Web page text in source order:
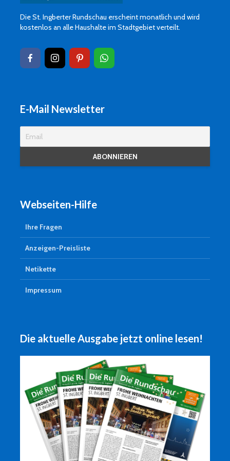
Die St. Ingberter Rundschau erscheint monatlich und wird
kostenlos an alle Haushalte im Stadtgebiet verteilt.
E-Mail Newsletter
Webseiten-Hilfe
Ihre Fragen
Anzeigen-Preisliste
Netikette
Impressum
Die aktuelle Ausgabe jetzt online lesen!